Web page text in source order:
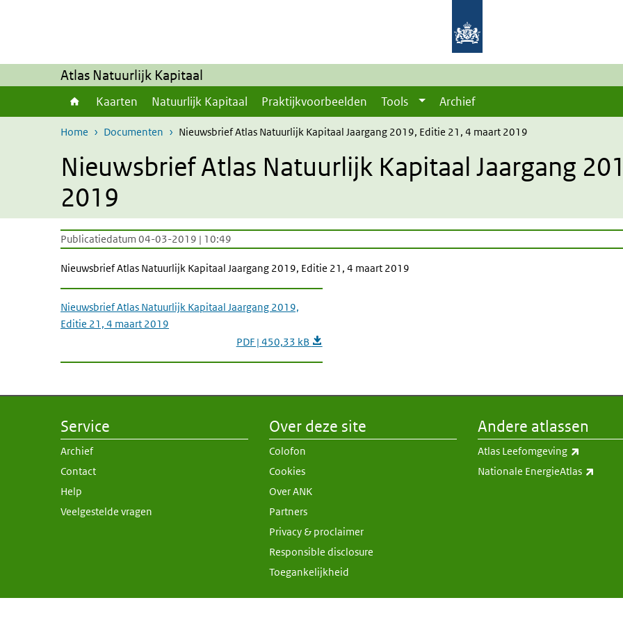
Atlas Natuurlijk Kapitaal
Kaarten Natuurlijk Kapitaal Praktijkvoorbeelden Tools Archief
Home Documenten Nieuwsbrief Atlas Natuurlijk Kapitaal Jaargang 2019, Editie 21, 4 maart 2019
Nieuwsbrief Atlas Natuurlijk Kapitaal Jaargang
2019
Publicatiedatum 04-03-2019 | 10:49
Nieuwsbrief Atlas Natuurlijk Kapitaal Jaargang 2019, Editie 21, 4 maart 2019
Nieuwsbrief Atlas Natuurlijk Kapitaal Jaargang 2019,
Editie 21, 4 maart 2019
PDF | 450,33 kB
Service
Archief
Contact
Help
Veelgestelde vragen
Over deze site
Colofon
Cookies
Over ANK
Partners
Privacy & proclaimer
Responsible disclosure
Toegankelijkheid
Andere atlassen
Atlas Leefomgeving
Nationale EnergieAtlas